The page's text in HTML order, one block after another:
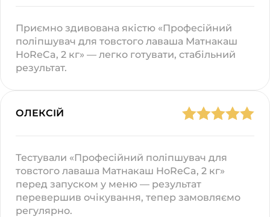
Приємно здивована якістю «Професійний
поліпшувач для товстого лаваша Матнакаш
HoReCa, 2 кг» — легко готувати, стабільний
результат.
ОЛЕКСІЙ
Тестували «Професійний поліпшувач для
товстого лаваша Матнакаш HoReCa, 2 кг»
перед запуском у меню — результат
перевершив очікування, тепер замовляємо
регулярно.